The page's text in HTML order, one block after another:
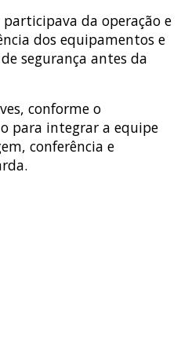
da operação e
dos equipamentos e
segurança antes da
conforme o
para integrar a equipe
conferência e